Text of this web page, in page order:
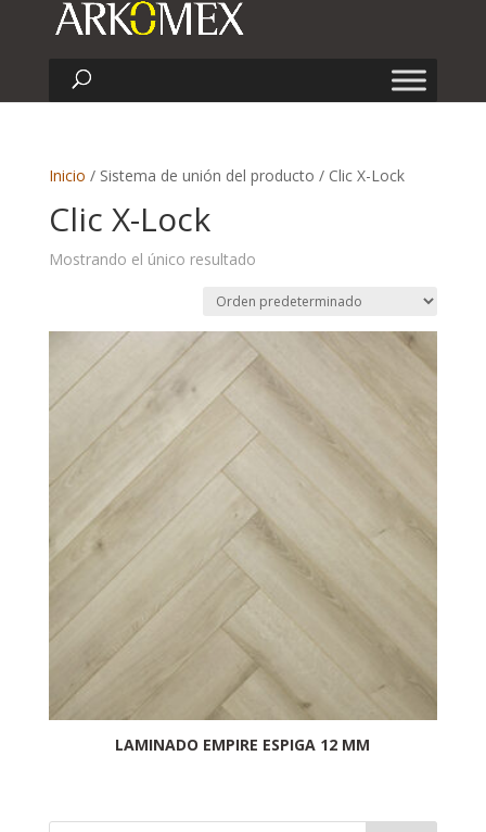
Inicio / Sistema de unión del producto / Clic X-Lock
Clic X-Lock
Mostrando el único resultado
LAMINADO EMPIRE ESPIGA 12 MM